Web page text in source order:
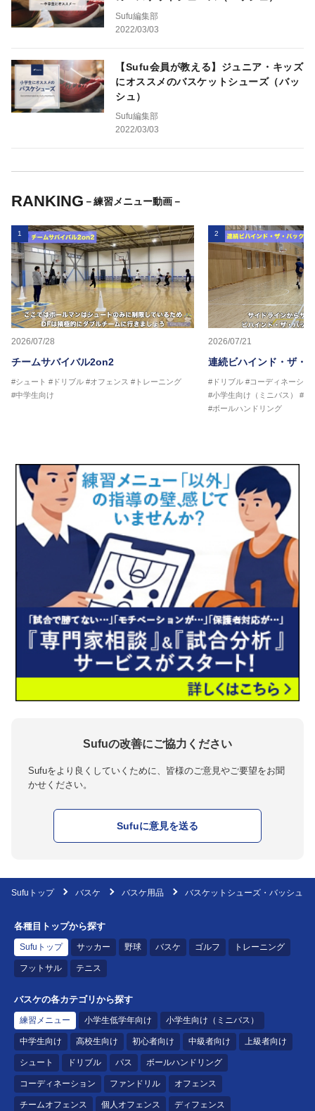
Sufu編集部
2022/03/03
【Sufu会員が教える】ジュニア・キッズ
にオススメのバスケットシューズ（バッ
シュ）
Sufu編集部
2022/03/03
RANKING －練習メニュー動画－
1
2026/07/28
チームサバイバル2on2
#シュート #ドリブル #オフェンス #トレーニング
#中学生向け
2
2026/07/21
連続ビハインド・ザ・
#ドリブル #コーディネーショ
#小学生向け（ミニバス）
#中
#ボールハンドリング
Sufuの改善にご協力ください
Sufuをより良くしていくために、皆様のご意見やご要望をお聞
かせください。
Sufuに意見を送る
Sufuトップ バスケ バスケ用品 バスケットシューズ・バッシュ
各種目トップから探す
Sufuトップ サッカー 野球 バスケ ゴルフ トレーニング
フットサル テニス
バスケの各カテゴリから探す
練習メニュー 小学生低学年向け 小学生向け（ミニバス）
中学生向け 高校生向け 初心者向け 中級者向け 上級者向け
シュート ドリブル パス ボールハンドリング
コーディネーション ファンドリル オフェンス
チームオフェンス 個人オフェンス ディフェンス